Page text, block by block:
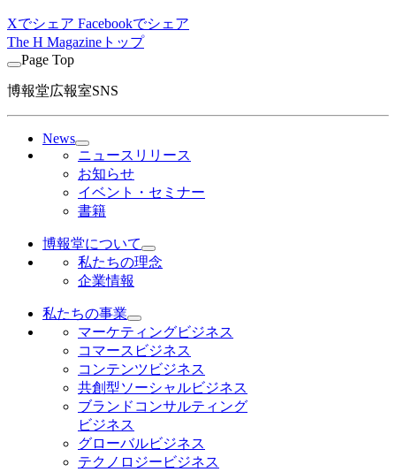
Xでシェア Facebookでシェア
The H Magazineトップ
Page Top
博報堂広報室SNS
News
ニュースリリース
お知らせ
イベント・セミナー
書籍
博報堂について
私たちの理念
企業情報
私たちの事業
マーケティングビジネス
コマースビジネス
コンテンツビジネス
共創型ソーシャルビジネス
ブランドコンサルティング
ビジネス
グローバルビジネス
テクノロジービジネス